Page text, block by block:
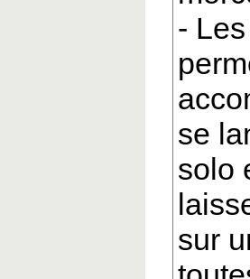
-
se
solo
sur